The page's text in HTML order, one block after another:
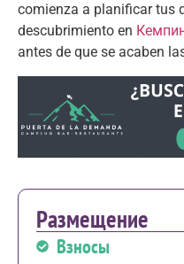
comienza a planificar tus
descubrimiento en
antes de que se acaben
Размещение
Взносы